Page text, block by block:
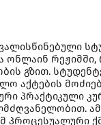
გზით.
აქტების
პრაქტიკული